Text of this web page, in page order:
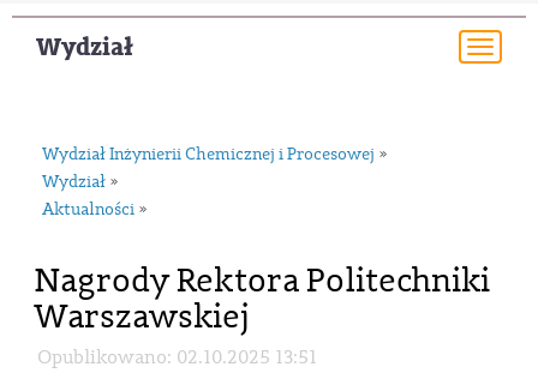
Wydział
Wydział Inżynierii Chemicznej i Procesowej »
Wydział »
Aktualności »
Nagrody Rektora Politechniki
Warszawskiej
Opublikowano: 02.10.2025 13:51